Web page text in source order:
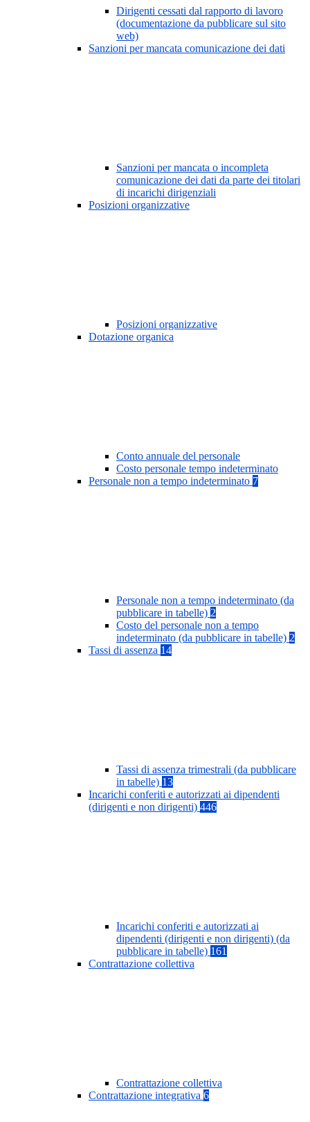
Dirigenti cessati dal rapporto di lavoro
(documentazione da pubblicare sul sito
web)
Sanzioni per mancata comunicazione dei dati
Sanzioni per mancata o incompleta
comunicazione dei dati da parte dei titolari
di incarichi dirigenziali
Posizioni organizzative
Posizioni organizzative
Dotazione organica
Conto annuale del personale
Costo personale tempo indeterminato
Personale non a tempo indeterminato 7
Personale non a tempo indeterminato (da
pubblicare in tabelle) 2
Costo del personale non a tempo
indeterminato (da pubblicare in tabelle) 2
Tassi di assenza 14
Tassi di assenza trimestrali (da pubblicare
in tabelle) 13
Incarichi conferiti e autorizzati ai dipendenti
(dirigenti e non dirigenti) 446
Incarichi conferiti e autorizzati ai
dipendenti (dirigenti e non dirigenti) (da
pubblicare in tabelle) 161
Contrattazione collettiva
Contrattazione collettiva
Contrattazione integrativa 6